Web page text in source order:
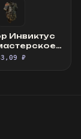
Инвиктус
₽